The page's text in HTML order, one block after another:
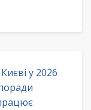
у 2026